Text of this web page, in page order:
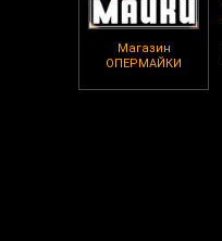
Магазин
ОПЕРМАЙКИ